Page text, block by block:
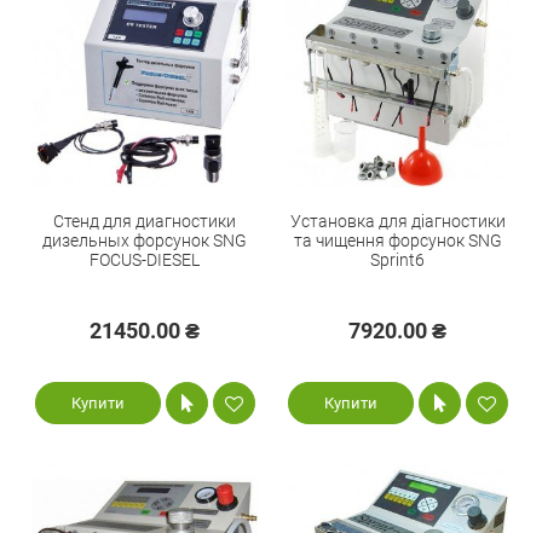
Стенд для диагностики
дизельных форсунок SNG
FOCUS-DIESEL
21450.00 ₴
Купити
Установка для діагностики
та чищення форсунок SNG
Sprint6
7920.00 ₴
Купити